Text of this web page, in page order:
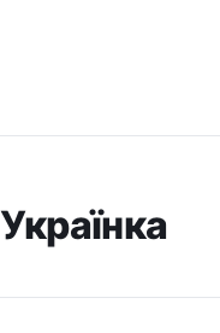
Українка